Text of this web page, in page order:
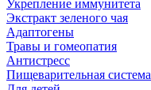
Укрепление иммунитета
Экстракт зеленого чая
Адаптогены
Травы и гомеопатия
Антистресс
Пищеварительная система